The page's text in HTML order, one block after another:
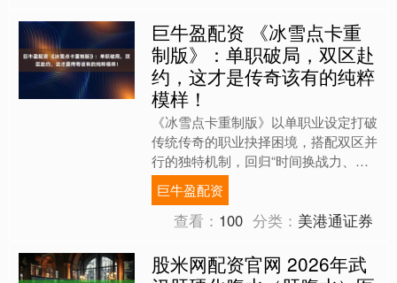
巨牛盈配资 《冰雪点卡重
制版》：单职破局，双区赴
约，这才是传奇该有的纯粹
模样！
《冰雪点卡重制版》以单职业设定打破
传统传奇的职业抉择困境，搭配双区并
行的独特机制，回归“时间换战力、操
作定胜负”的纯粹内核。游戏摒弃繁杂
套路，以点卡计费构建公平....
巨牛盈配资
查看： 100 分类： 美港通证券
股米网配资官网 2026年武